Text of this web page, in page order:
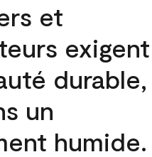
et
durable,
un
humide.